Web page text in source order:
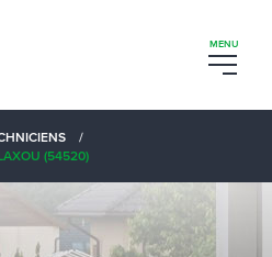
/
(54520)